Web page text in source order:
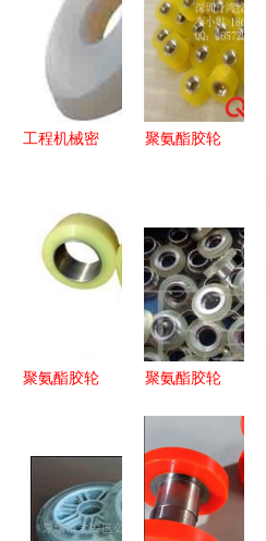
工程机械密
与硅氟胶的
卓越性能与
聚氨酯胶轮
热转印胶辊
的全面解析
聚氨酯胶轮
聚氨酯胶轮
动与传动的
卓越选择